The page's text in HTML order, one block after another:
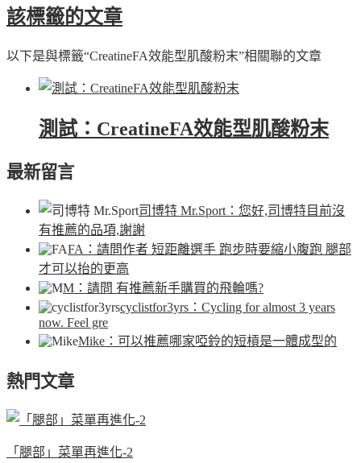
該標籤的文章
以下是與標籤“CreatineFA效能型肌酸粉末”相關聯的文章
測試：CreatineFA效能型肌酸粉末
最新留言
司博特 Mr.Sport ：您好,司博特目前沒
有推薦的品項,謝謝
FA ：請問作者 短距離選手 跑步時要縮小腹跑 腿部
才可以抬的更高
M ：請問 有推薦新手購買的飛輪嗎?
cyclistfor3yrs ：Cycling for almost 3 years
now. Feel gre
Mike ：可以推薦哪家啞鈴的短槓是一體成型的
熱門文章
「腿部」菜單再進化-2